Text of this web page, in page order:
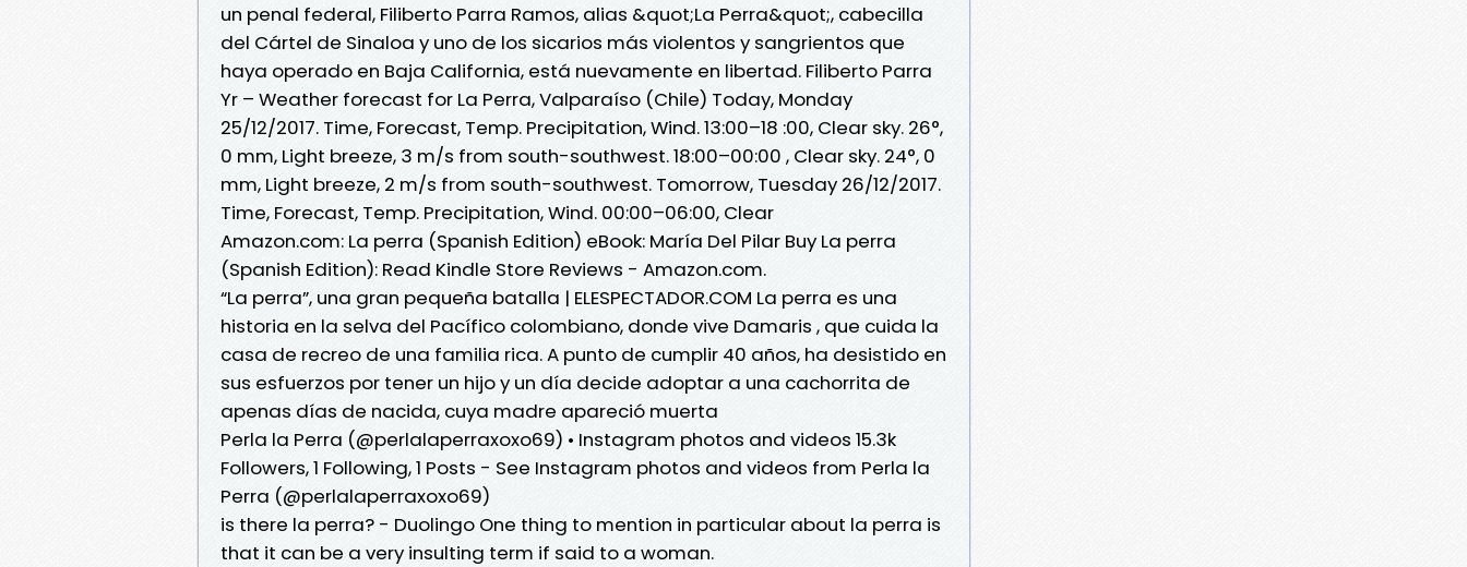
un penal federal, Filiberto Parra Ramos, alias &quot;La Perra&quot;, cabecilla
del Cártel de Sinaloa y uno de los sicarios más violentos y sangrientos que
haya operado en Baja California, está nuevamente en libertad. Filiberto Parra
Yr – Weather forecast for La Perra, Valparaíso (Chile) Today, Monday
25/12/2017. Time, Forecast, Temp. Precipitation, Wind. 13:00–18 :00, Clear sky. 26°,
0 mm, Light breeze, 3 m/s from south-southwest. 18:00–00:00 , Clear sky. 24°, 0
mm, Light breeze, 2 m/s from south-southwest. Tomorrow, Tuesday 26/12/2017.
Time, Forecast, Temp. Precipitation, Wind. 00:00–06:00, Clear
Amazon.com: La perra (Spanish Edition) eBook: María Del Pilar Buy La perra
(Spanish Edition): Read Kindle Store Reviews - Amazon.com.
“La perra”, una gran pequeña batalla | ELESPECTADOR.COM La perra es una
historia en la selva del Pacífico colombiano, donde vive Damaris , que cuida la
casa de recreo de una familia rica. A punto de cumplir 40 años, ha desistido en
sus esfuerzos por tener un hijo y un día decide adoptar a una cachorrita de
apenas días de nacida, cuya madre apareció muerta
Perla la Perra (@perlalaperraxoxo69) • Instagram photos and videos 15.3k
Followers, 1 Following, 1 Posts - See Instagram photos and videos from Perla la
Perra (@perlalaperraxoxo69)
is there la perra? - Duolingo One thing to mention in particular about la perra is
that it can be a very insulting term if said to a woman.